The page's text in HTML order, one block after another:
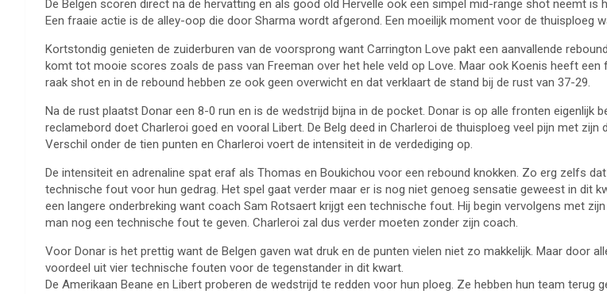
De Belgen scoren direct na de hervatting en als good old Hervelle ook een simpel mid-range shot neemt
Een fraaie actie is de alley-oop die door Sharma wordt afgerond. Een moeilijk moment voor de thuisploeg
Kortstondig genieten de zuiderburen van de voorsprong want Carrington Love pakt een aanvallende
komt tot mooie scores zoals de pass van Freeman over het hele veld op Love. Maar ook Koenis heeft
raak shot en in de rebound hebben ze ook geen overwicht en dat verklaart de stand bij de rust van 37-29.
Na de rust plaatst Donar een 8-0 run en is de wedstrijd bijna in de pocket. Donar is op alle fronten eigenlijk
reclamebord doet Charleroi goed en vooral Libert. De Belg deed in Charleroi de thuisploeg veel pijn met
Verschil onder de tien punten en Charleroi voert de intensiteit in de verdediging op.
De intensiteit en adrenaline spat eraf als Thomas en Boukichou voor een rebound knokken. Zo erg zelfs
technische fout voor hun gedrag. Het spel gaat verder maar er is nog niet genoeg sensatie geweest in dit
een langere onderbreking want coach Sam Rotsaert krijgt een technische fout. Hij begin vervolgens met
man nog een technische fout te geven. Charleroi zal dus verder moeten zonder zijn coach.
Voor Donar is het prettig want de Belgen gaven wat druk en de punten vielen niet zo makkelijk. Maar door
voordeel uit vier technische fouten voor de tegenstander in dit kwart.
De Amerikaan Beane en Libert proberen de wedstrijd te redden voor hun ploeg. Ze hebben hun team terug